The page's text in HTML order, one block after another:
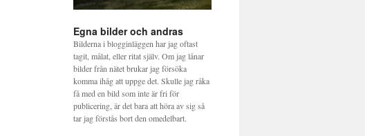
Egna bilder och andras
Bilderna i blogginläggen har jag oftast
tagit, målat, eller ritat själv. Om jag lånar
bilder från nätet brukar jag försöka
komma ihåg att uppge det. Skulle jag råka
få med en bild som inte är fri för
publicering, är det bara att höra av sig så
tar jag förstås bort den omedelbart.